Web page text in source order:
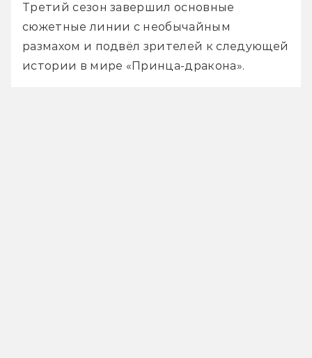
Третий сезон завершил основные
сюжетные линии с необычайным
размахом и подвёл зрителей к следующей
истории в мире «Принца-дракона».